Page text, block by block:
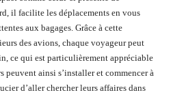
il facilite les déplacements en vous
aux bagages. Grâce à cette
des avions, chaque voyageur peut
ce qui est particulièrement appréciable
peuvent ainsi s’installer et commencer à
d’aller chercher leurs affaires dans